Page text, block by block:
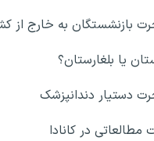
بازنشستگان به خارج از
یا بلغارستان؟
دستیار دندانپزشک
در کانادا